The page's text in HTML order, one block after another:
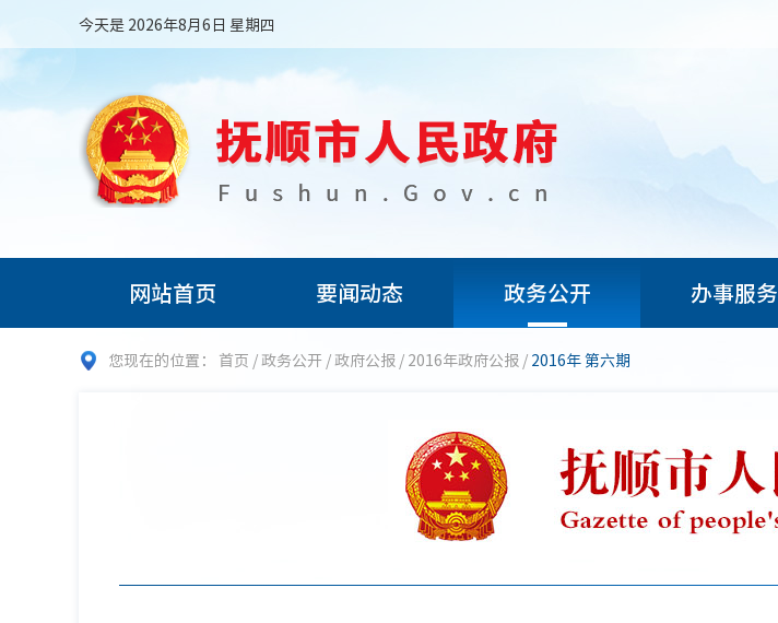
今天是 2026年8月6日 星期四
网站首页 要闻动态 政务公开 办事服务
您现在的位置： 首页 /政务公开 /政府公报 / 2016年政府公报 / 2016年 第六期